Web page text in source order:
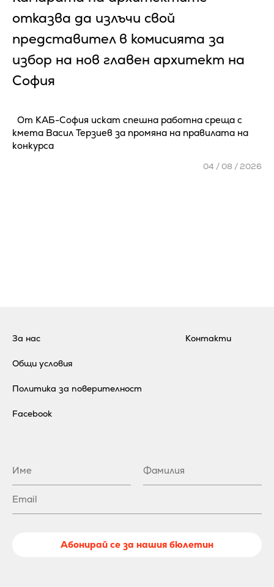
отказва да излъчи свой
представител в комисията за
избор на нов главен архитект на
София
От КАБ-София искат спешна работна среща с
кмета Васил Терзиев за промяна на правилата на
конкурса
04 / 08 / 2026
За нас
Общи условия
Политика за поверителност
Контакти
Facebook
Абонирай се за нашия бюлетин